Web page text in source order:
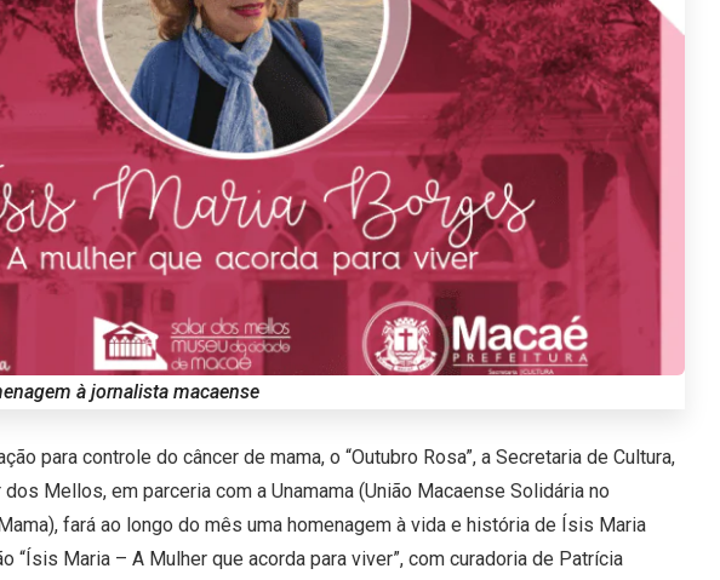
à jornalista macaense
para controle do câncer de mama, o “Outubro Rosa”, a Secretaria de Cultura,
Mellos, em parceria com a Unamama (União Macaense Solidária no
fará ao longo do mês uma homenagem à vida e história de Ísis Maria
“Ísis Maria – A Mulher que acorda para viver”, com curadoria de Patrícia